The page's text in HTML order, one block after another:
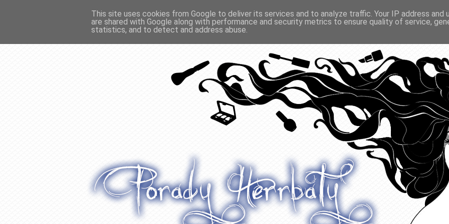
O WŁOSACH RECENZJE WYWIADY O ODŻYWIANIU GADŻETY KONKURSY POLECANE
This site uses cookies from Google to deliver its services and to analyze traffic. Your IP address and
are shared with Google along with performance and security metrics to ensure quality of service,
statistics, and to detect and address abuse.